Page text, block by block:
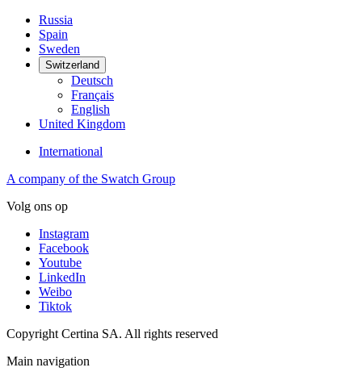
Russia
Spain
Sweden
Switzerland
Deutsch
Français
English
United Kingdom
International
A company of the Swatch Group
Volg ons op
Instagram
Facebook
Youtube
LinkedIn
Weibo
Tiktok
Copyright Certina SA. All rights reserved
Main navigation